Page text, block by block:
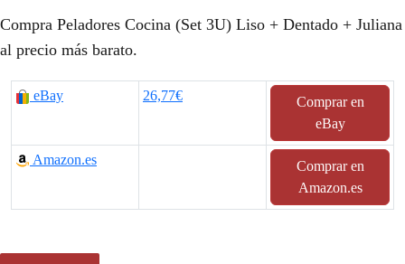
Compra Peladores Cocina (Set 3U) Liso + Dentado + Juliana
al precio más barato.
eBay 26,77€
Comprar en
eBay
Amazon.es
Comprar en
Amazon.es